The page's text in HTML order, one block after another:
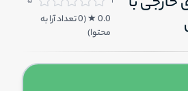
0.0
★ (
0تعداد آرا به
محتوا)